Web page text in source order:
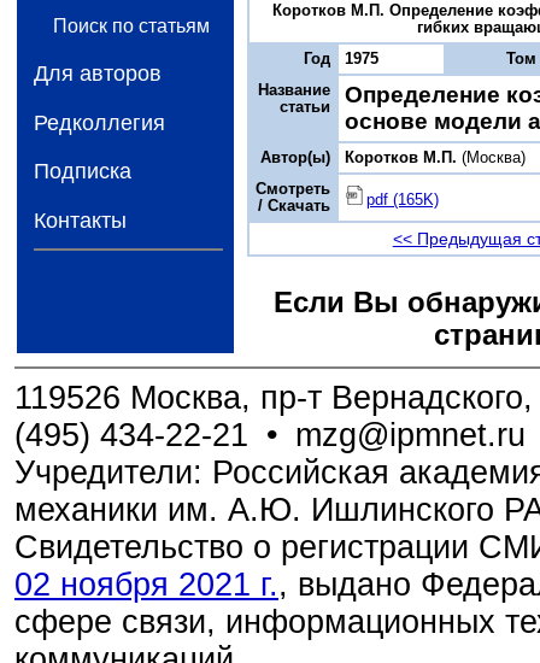
Поиск по статьям
Для авторов
Редколлегия
Подписка
Контакты
Коротков М.П. Определение
гибких
Год
1975
Том
Название
статьи
Определение
основе модели
Автор(ы) Коротков М.П. (Москва)
Смотреть
/ Скачать
pdf (165K)
<< Предыдущая
Если Вы
119526 Москва, пр-т
(495) 434-22-21 • mzg@ipmnet.ru
Учредители: Российская
механики им. А.Ю. Ишлинского
Свидетельство о регистрации
02 ноября 2021 г., выдано
сфере связи, информационных